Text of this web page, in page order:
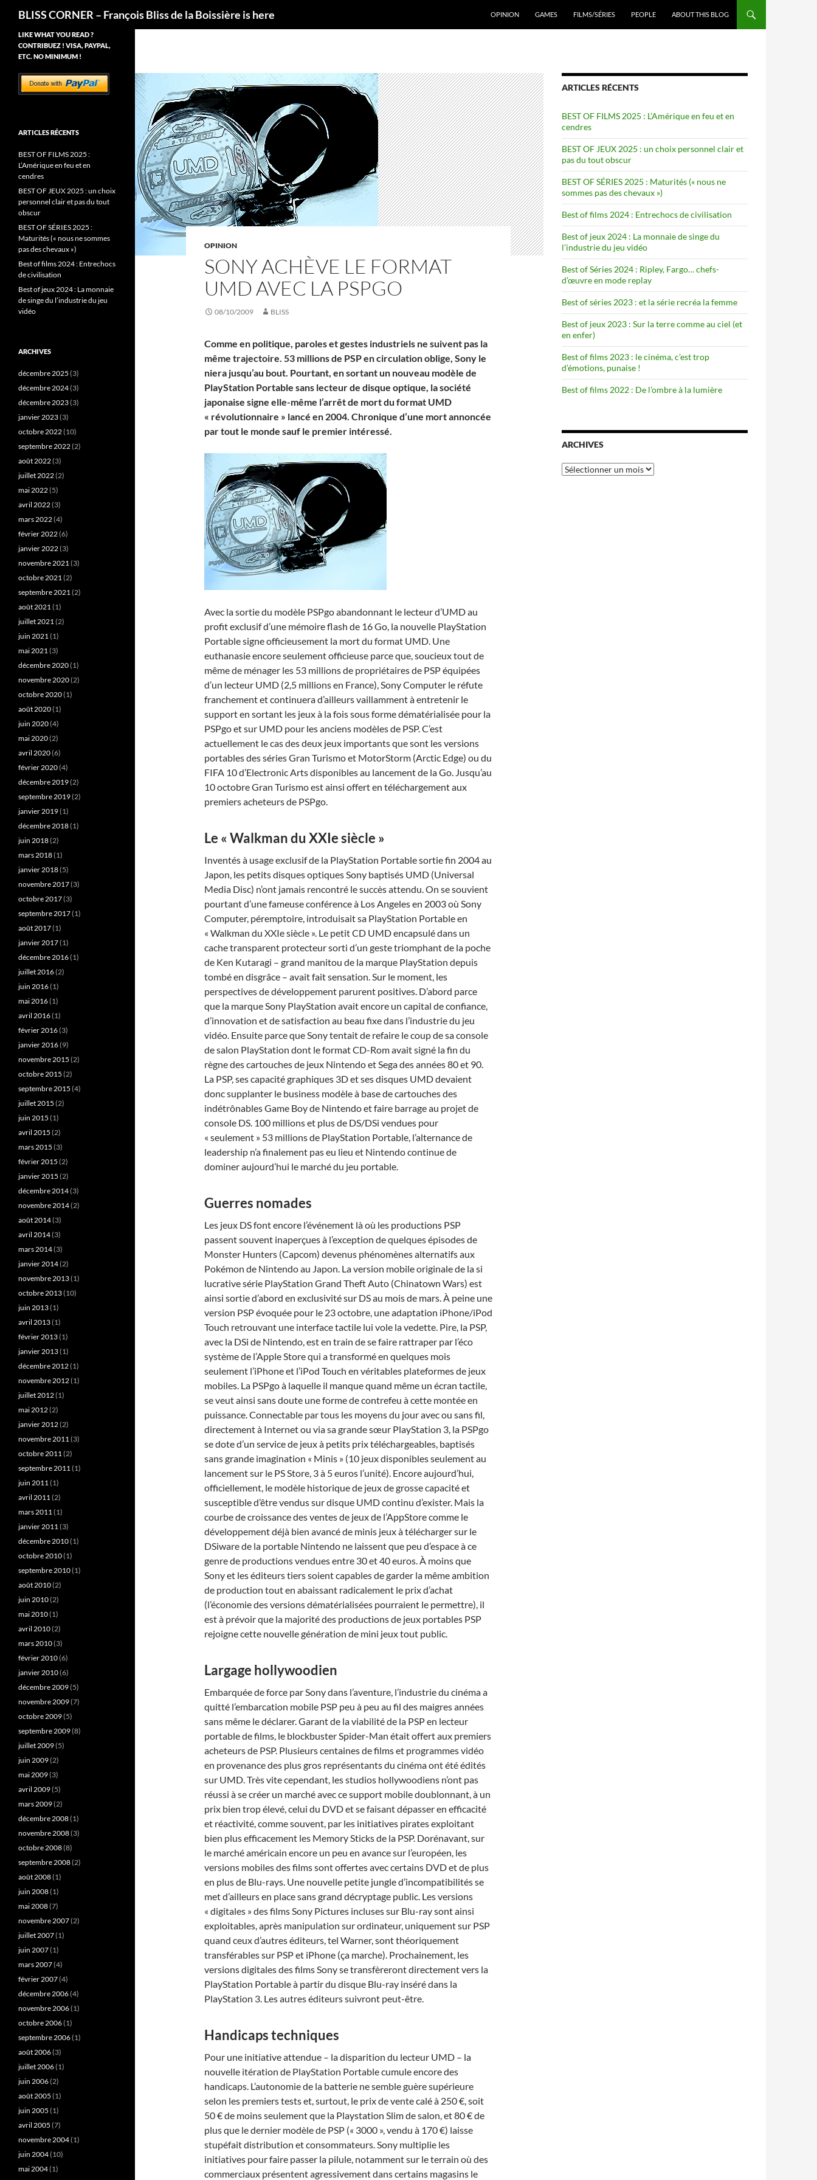
BLISS CORNER – François Bliss de la Boissière is here
OPINION
GAMES FILMS/SÉRIES PEOPLE ABOUT THIS BLOG
OPINION
SONY ACHÈVE LE FORMAT
UMD AVEC LA PSPGO
08/10/2009 BLISS
Comme en politique, paroles et gestes industriels ne suivent pas la
même trajectoire. 53 millions de PSP en circulation oblige, Sony le
niera jusqu’au bout. Pourtant, en sortant un nouveau modèle de
PlayStation Portable sans lecteur de disque optique, la société
japonaise signe elle-même l’arrêt de mort du format UMD
« révolutionnaire » lancé en 2004. Chronique d’une mort annoncée
par tout le monde sauf le premier intéressé.
Avec la sortie du modèle PSPgo abandonnant le lecteur d’UMD au
profit exclusif d’une mémoire flash de 16 Go, la nouvelle PlayStation
Portable signe officieusement la mort du format UMD. Une
euthanasie encore seulement officieuse parce que, soucieux tout de
même de ménager les 53 millions de propriétaires de PSP équipées
d’un lecteur UMD (2,5 millions en France), Sony Computer le réfute
franchement et continuera d’ailleurs vaillamment à entretenir le
support en sortant les jeux à la fois sous forme dématérialisée pour la
PSPgo et sur UMD pour les anciens modèles de PSP. C’est
actuellement le cas des deux jeux importants que sont les versions
portables des séries Gran Turismo et MotorStorm (Arctic Edge) ou du
FIFA 10 d’Electronic Arts disponibles au lancement de la Go. Jusqu’au
10 octobre Gran Turismo est ainsi offert en téléchargement aux
premiers acheteurs de PSPgo.
Le « Walkman du XXIe siècle »
Inventés à usage exclusif de la PlayStation Portable sortie fin 2004 au
Japon, les petits disques optiques Sony baptisés UMD (Universal
Media Disc) n’ont jamais rencontré le succès attendu. On se souvient
pourtant d’une fameuse conférence à Los Angeles en 2003 où Sony
Computer, péremptoire, introduisait sa PlayStation Portable en
« Walkman du XXIe siècle ». Le petit CD UMD encapsulé dans un
cache transparent protecteur sorti d’un geste triomphant de la poche
de Ken Kutaragi – grand manitou de la marque PlayStation depuis
tombé en disgrâce – avait fait sensation. Sur le moment, les
perspectives de développement parurent positives. D’abord parce
que la marque Sony PlayStation avait encore un capital de confiance,
d’innovation et de satisfaction au beau fixe dans l’industrie du jeu
vidéo. Ensuite parce que Sony tentait de refaire le coup de sa console
de salon PlayStation dont le format CD-Rom avait signé la fin du
règne des cartouches de jeux Nintendo et Sega des années 80 et 90.
La PSP, ses capacité graphiques 3D et ses disques UMD devaient
donc supplanter le business modèle à base de cartouches des
indétrônables Game Boy de Nintendo et faire barrage au projet de
console DS. 100 millions et plus de DS/DSi vendues pour
« seulement » 53 millions de PlayStation Portable, l’alternance de
leadership n’a finalement pas eu lieu et Nintendo continue de
dominer aujourd’hui le marché du jeu portable.
Guerres nomades
Les jeux DS font encore l’événement là où les productions PSP
passent souvent inaperçues à l’exception de quelques épisodes de
Monster Hunters (Capcom) devenus phénomènes alternatifs aux
Pokémon de Nintendo au Japon. La version mobile originale de la si
lucrative série PlayStation Grand Theft Auto (Chinatown Wars) est
ainsi sortie d’abord en exclusivité sur DS au mois de mars. À peine une
version PSP évoquée pour le 23 octobre, une adaptation iPhone/iPod
Touch retrouvant une interface tactile lui vole la vedette. Pire, la PSP,
avec la DSi de Nintendo, est en train de se faire rattraper par l’éco
système de l’Apple Store qui a transformé en quelques mois
seulement l’iPhone et l’iPod Touch en véritables plateformes de jeux
mobiles. La PSPgo à laquelle il manque quand même un écran tactile,
se veut ainsi sans doute une forme de contrefeu à cette montée en
puissance. Connectable par tous les moyens du jour avec ou sans fil,
directement à Internet ou via sa grande sœur PlayStation 3, la PSPgo
se dote d’un service de jeux à petits prix téléchargeables, baptisés
sans grande imagination « Minis » (10 jeux disponibles seulement au
lancement sur le PS Store, 3 à 5 euros l’unité). Encore aujourd’hui,
officiellement, le modèle historique de jeux de grosse capacité et
susceptible d’être vendus sur disque UMD continu d’exister. Mais la
courbe de croissance des ventes de jeux de l’AppStore comme le
développement déjà bien avancé de minis jeux à télécharger sur le
DSiware de la portable Nintendo ne laissent que peu d’espace à ce
genre de productions vendues entre 30 et 40 euros. À moins que
Sony et les éditeurs tiers soient capables de garder la même ambition
de production tout en abaissant radicalement le prix d’achat
(l’économie des versions dématérialisées pourraient le permettre), il
est à prévoir que la majorité des productions de jeux portables PSP
rejoigne cette nouvelle génération de mini jeux tout public.
Largage hollywoodien
Embarquée de force par Sony dans l’aventure, l’industrie du cinéma a
quitté l’embarcation mobile PSP peu à peu au fil des maigres années
sans même le déclarer. Garant de la viabilité de la PSP en lecteur
portable de films, le blockbuster Spider-Man était offert aux premiers
acheteurs de PSP. Plusieurs centaines de films et programmes vidéo
en provenance des plus gros représentants du cinéma ont été édités
sur UMD. Très vite cependant, les studios hollywoodiens n’ont pas
réussi à se créer un marché avec ce support mobile doublonnant, à un
prix bien trop élevé, celui du DVD et se faisant dépasser en efficacité
et réactivité, comme souvent, par les initiatives pirates exploitant
bien plus efficacement les Memory Sticks de la PSP. Dorénavant, sur
le marché américain encore un peu en avance sur l’européen, les
versions mobiles des films sont offertes avec certains DVD et de plus
en plus de Blu-rays. Une nouvelle petite jungle d’incompatibilités se
met d’ailleurs en place sans grand décryptage public. Les versions
« digitales » des films Sony Pictures incluses sur Blu-ray sont ainsi
exploitables, après manipulation sur ordinateur, uniquement sur PSP
quand ceux d’autres éditeurs, tel Warner, sont théoriquement
transférables sur PSP et iPhone (ça marche). Prochainement, les
versions digitales des films Sony se transfèreront directement vers la
PlayStation Portable à partir du disque Blu-ray inséré dans la
PlayStation 3. Les autres éditeurs suivront peut-être.
Handicaps techniques
Pour une initiative attendue – la disparition du lecteur UMD – la
nouvelle itération de PlayStation Portable cumule encore des
handicaps. L’autonomie de la batterie ne semble guère supérieure
selon les premiers tests et, surtout, le prix de vente calé à 250 €, soit
50 € de moins seulement que la Playstation Slim de salon, et 80 € de
plus que le dernier modèle de PSP (« 3000 », vendu à 170 €) laisse
stupéfait distribution et consommateurs. Sony multiplie les
initiatives pour faire passer la pilule, notamment sur le terrain où des
commerciaux présentent agressivement dans certains magasins le
ARTICLES RÉCENTS
BEST OF FILMS 2025 : L’Amérique en feu et en
cendres
BEST OF JEUX 2025 : un choix personnel clair et
pas du tout obscur
BEST OF SÉRIES 2025 : Maturités (« nous ne
sommes pas des chevaux »)
Best of films 2024 : Entrechocs de civilisation
Best of jeux 2024 : La monnaie de singe du
l’industrie du jeu vidéo
Best of Séries 2024 : Ripley, Fargo… chefs-
d’œuvre en mode replay
Best of séries 2023 : et la série recréa la femme
Best of jeux 2023 : Sur la terre comme au ciel (et
en enfer)
Best of films 2023 : le cinéma, c’est trop
d’émotions, punaise !
Best of films 2022 : De l’ombre à la lumière
ARCHIVES
Archives
LIKE WHAT YOU READ ?
CONTRIBUEZ ! VISA, PAYPAL,
ETC. NO MINIMUM !
ARTICLES RÉCENTS
BEST OF FILMS 2025 :
L’Amérique en feu et en
cendres
BEST OF JEUX 2025 : un choix
personnel clair et pas du tout
obscur
BEST OF SÉRIES 2025 :
Maturités (« nous ne sommes
pas des chevaux »)
Best of films 2024 : Entrechocs
de civilisation
Best of jeux 2024 : La monnaie
de singe du l’industrie du jeu
vidéo
ARCHIVES
décembre 2025 (3)
décembre 2024(3)
décembre 2023(3)
janvier 2023(3)
octobre 2022(10)
septembre 2022(2)
août 2022(3)
juillet 2022(2)
mai 2022(5)
avril 2022(3)
mars 2022(4)
février 2022(6)
janvier 2022(3)
novembre 2021(3)
octobre 2021(2)
septembre 2021(2)
août 2021(1)
juillet 2021(2)
juin 2021(1)
mai 2021(3)
décembre 2020(1)
novembre 2020(2)
octobre 2020(1)
août 2020(1)
juin 2020(4)
mai 2020(2)
avril 2020(6)
février 2020(4)
décembre 2019(2)
septembre 2019(2)
janvier 2019(1)
décembre 2018(1)
juin 2018(2)
mars 2018(1)
janvier 2018(5)
novembre 2017(3)
octobre 2017(3)
septembre 2017(1)
août 2017(1)
janvier 2017(1)
décembre 2016(1)
juillet 2016(2)
juin 2016(1)
mai 2016(1)
avril 2016(1)
février 2016(3)
janvier 2016(9)
novembre 2015 (2)
octobre 2015 (2)
septembre 2015 (4)
juillet 2015 (2)
juin 2015 (1)
avril 2015 (2)
mars 2015 (3)
février 2015 (2)
janvier 2015 (2)
décembre 2014(3)
novembre 2014(2)
août 2014(3)
avril 2014(3)
mars 2014(3)
janvier 2014(2)
novembre 2013(1)
octobre 2013(10)
juin 2013(1)
avril 2013(1)
février 2013(1)
janvier 2013(1)
décembre 2012(1)
novembre 2012(1)
juillet 2012(1)
mai 2012(2)
janvier 2012(2)
novembre 2011(3)
octobre 2011(2)
septembre 2011(1)
juin 2011(1)
avril 2011(2)
mars 2011(1)
janvier 2011(3)
décembre 2010(1)
octobre 2010(1)
septembre 2010(1)
août 2010(2)
juin 2010(2)
mai 2010(1)
avril 2010(2)
mars 2010(3)
février 2010(6)
janvier 2010(6)
décembre 2009(5)
novembre 2009(7)
octobre 2009(5)
septembre 2009(8)
juillet 2009(5)
juin 2009(2)
mai 2009(3)
avril 2009(5)
mars 2009(2)
décembre 2008(1)
novembre 2008(3)
octobre 2008(8)
septembre 2008(2)
août 2008(1)
juin 2008(1)
mai 2008(7)
novembre 2007(2)
juillet 2007(1)
juin 2007(1)
mars 2007(4)
février 2007(4)
décembre 2006(4)
novembre 2006(1)
octobre 2006(1)
septembre 2006(1)
août 2006(3)
juillet 2006(1)
juin 2006(2)
août 2005 (1)
juin 2005 (1)
avril 2005 (7)
novembre 2004(1)
juin 2004(10)
mai 2004(1)